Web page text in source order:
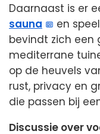
Daarnaast is er
sauna
en
bevindt zich een
mediterrane
op de heuvels
rust, privacy en
die passen bij
Discussie over